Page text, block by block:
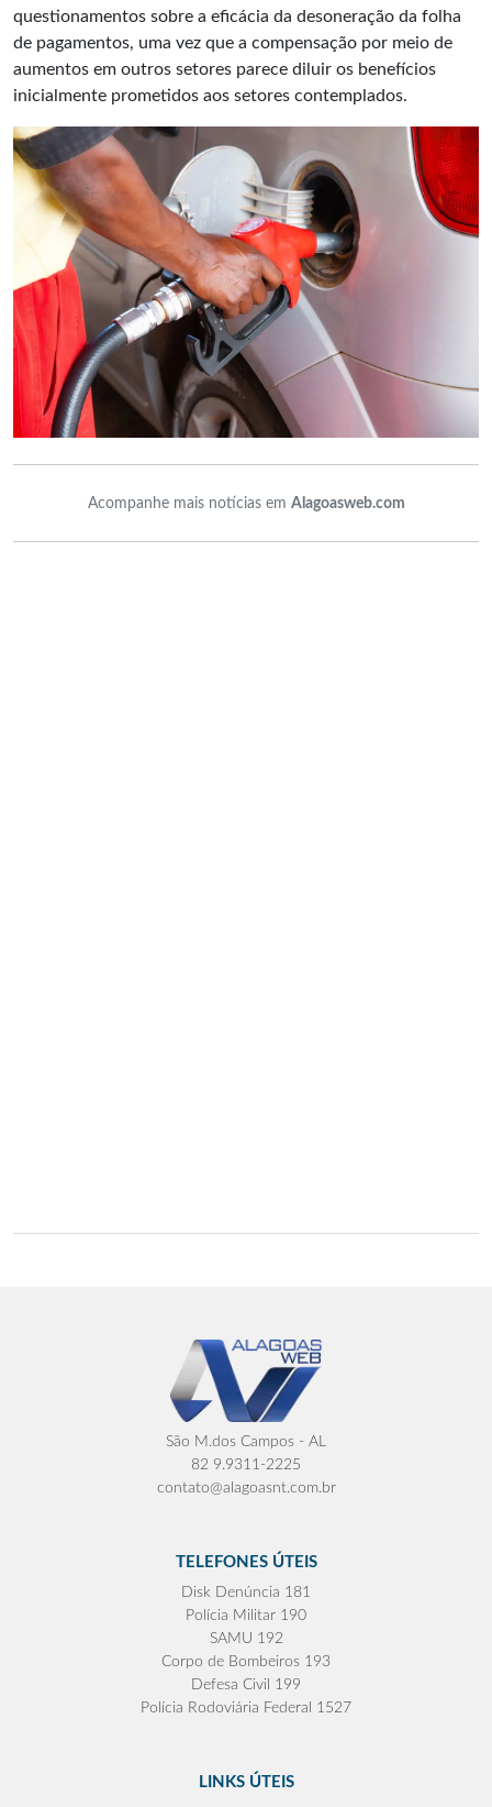
questionamentos sobre a eficácia da desoneração da folha
de pagamentos, uma vez que a compensação por meio de
aumentos em outros setores parece diluir os benefícios
inicialmente prometidos aos setores contemplados.
Acompanhe mais notícias em Alagoasweb.com
São M.dos Campos - AL
82 9.9311-2225
contato@alagoasnt.com.br
TELEFONES ÚTEIS
Disk Denúncia 181
Polícia Militar 190
SAMU 192
Corpo de Bombeiros 193
Defesa Civil 199
Polícia Rodoviária Federal 1527
LINKS ÚTEIS